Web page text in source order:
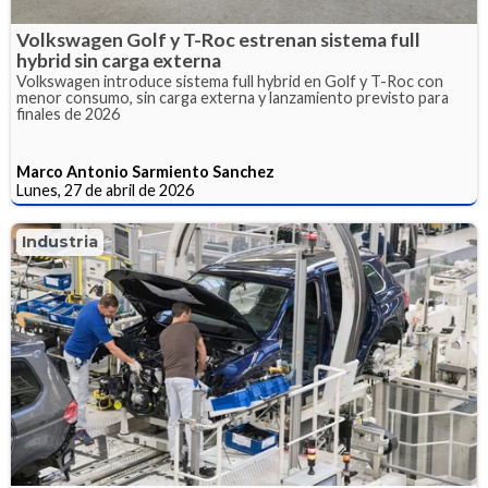
Volkswagen Golf y T-Roc estrenan sistema full
hybrid sin carga externa
Volkswagen introduce sistema full hybrid en Golf y T-Roc con
menor consumo, sin carga externa y lanzamiento previsto para
finales de 2026
Marco Antonio Sarmiento Sanchez
Lunes, 27 de abril de 2026
Industria